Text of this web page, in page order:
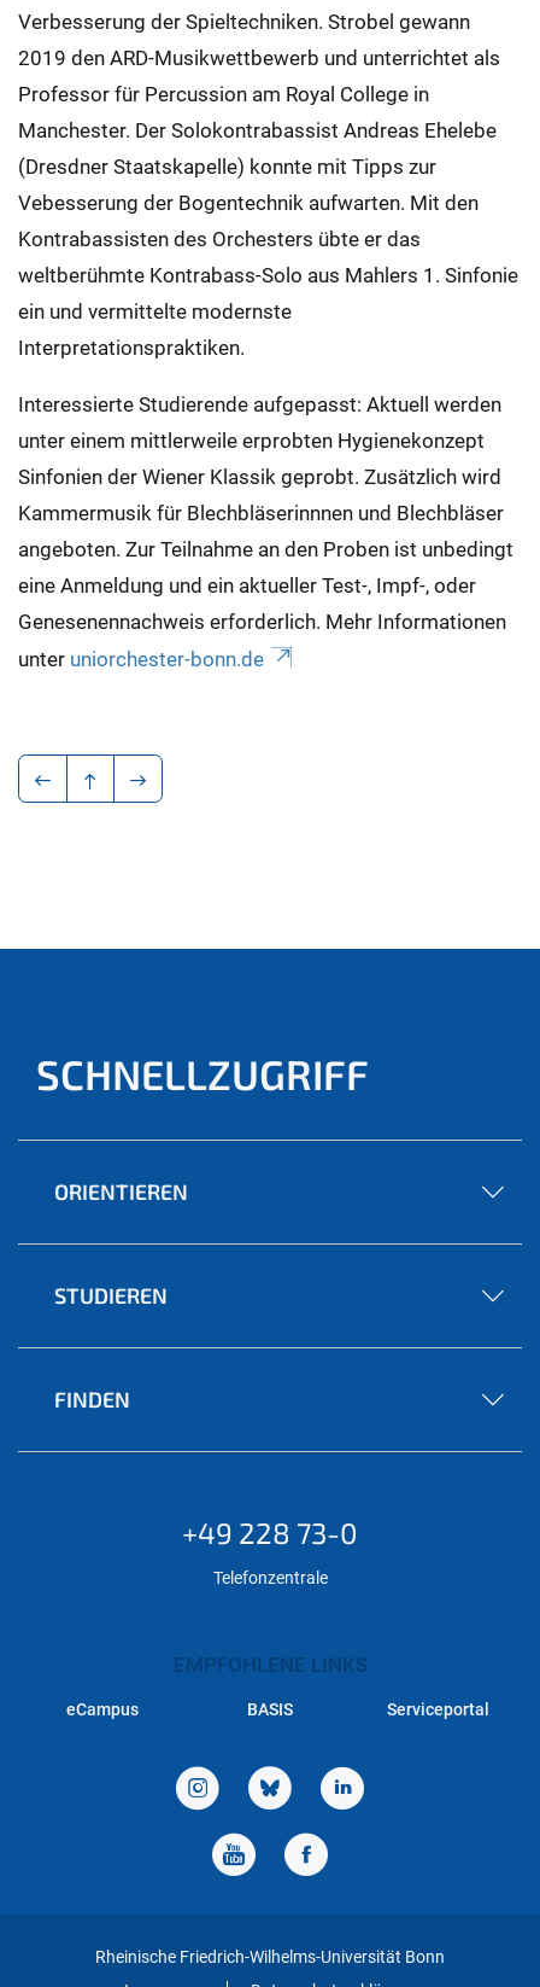
Verbesserung der Spieltechniken. Strobel gewann
2019 den ARD-Musikwettbewerb und unterrichtet als
Professor für Percussion am Royal College in
Manchester. Der Solokontrabassist Andreas Ehelebe
(Dresdner Staatskapelle) konnte mit Tipps zur
Vebesserung der Bogentechnik aufwarten. Mit den
Kontrabassisten des Orchesters übte er das
weltberühmte Kontrabass-Solo aus Mahlers 1. Sinfonie
ein und vermittelte modernste
Interpretationspraktiken.
Interessierte Studierende aufgepasst: Aktuell werden
unter einem mittlerweile erprobten Hygienekonzept
Sinfonien der Wiener Klassik geprobt. Zusätzlich wird
Kammermusik für Blechbläserinnnen und Blechbläser
angeboten. Zur Teilnahme an den Proben ist unbedingt
eine Anmeldung und ein aktueller Test-, Impf-, oder
Genesenennachweis erforderlich. Mehr Informationen
unter uniorchester-bonn.de
SCHNELLZUGRIFF
ORIENTIEREN
STUDIEREN
FINDEN
+49 228 73-0
Telefonzentrale
EMPFOHLENE LINKS
eCampus BASIS Serviceportal
Rheinische Friedrich-Wilhelms-Universität Bonn